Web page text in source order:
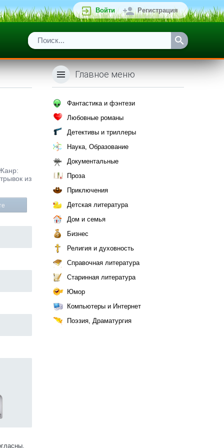
Войти Регистрация
из
Главное меню
Фантастика и фэнтези
Любовные романы
Детективы и триллеры
Наука, Образование
Документальные
Проза
Приключения
Детская литература
Дом и семья
Бизнес
Религия и духовность
Справочная литература
Старинная литература
Юмор
Компьютеры и Интернет
Поэзия, Драматургия